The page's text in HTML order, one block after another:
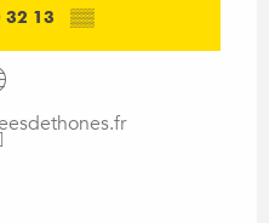
32 13 ▒▒